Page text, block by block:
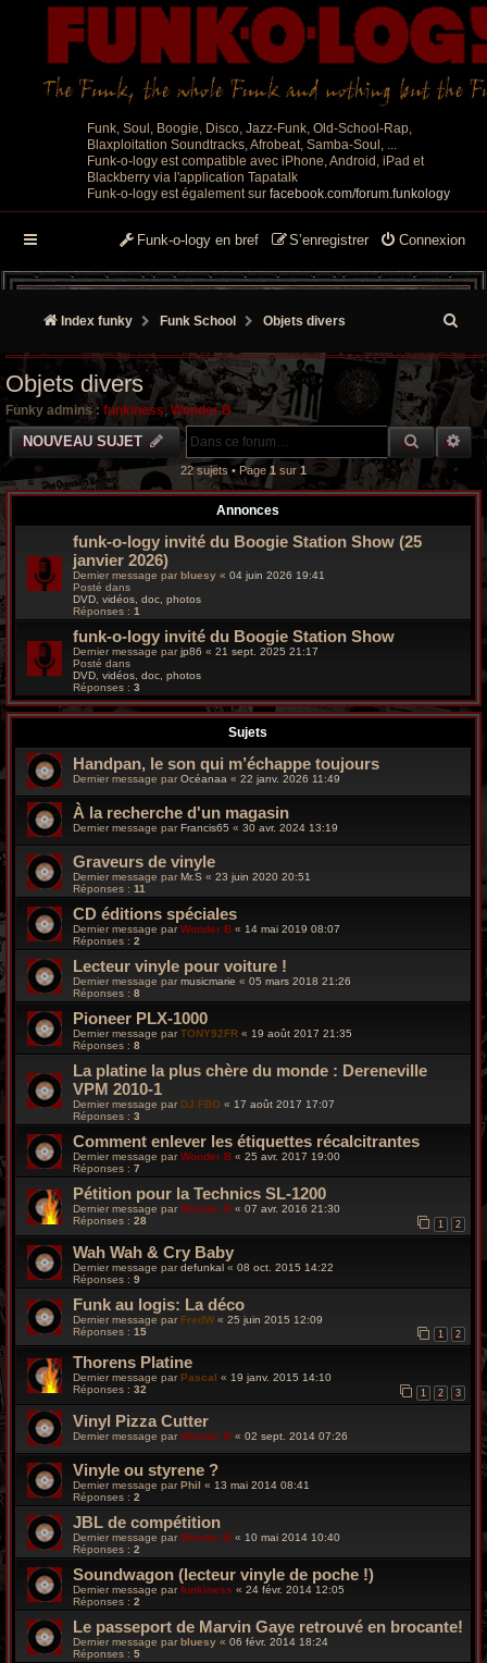
Funk, Soul, Boogie, Disco, Jazz-Funk, Old-School-Rap,
Blaxploitation Soundtracks, Afrobeat, Samba-Soul, ...
Funk-o-logy est compatible avec iPhone, Android, iPad et
Blackberry via l'application Tapatalk
Funk-o-logy est également sur facebook.com/forum.funkology
Connexion
S’enregistrer
Funk-o-logy en bref
Index funky Funk School Objets divers
e
h
r
c
o
Objets divers
Funky admins : funkiness, Wonder B
NOUVEAU SUJET
22 sujets • Page 1 sur 1
Annonces
funk-o-logy invité du Boogie Station Show (25
janvier 2026)
Dernier message par bluesy « 04 juin 2026 19:41
Posté dans
DVD, vidéos, doc, photos
Réponses : 1
funk-o-logy invité du Boogie Station Show
Dernier message parjp86 « 21 sept. 2025 21:17
Posté dans
DVD, vidéos, doc, photos
Réponses : 3
Sujets
Handpan, le son qui m’échappe toujours
Dernier message par Océanaa « 22 janv. 2026 11:49
À la recherche d'un magasin
Dernier message parFrancis65 « 30 avr. 2024 13:19
Graveurs de vinyle
Dernier message par Mr.S « 23 juin 2020 20:51
Réponses : 11
CD éditions spéciales
Dernier message parWonder B « 14 mai 2019 08:07
Réponses : 2
Lecteur vinyle pour voiture !
Dernier message par musicmarie « 05 mars 2018 21:26
Réponses : 8
Pioneer PLX-1000
Dernier message parTONY92FR « 19 août 2017 21:35
Réponses : 8
La platine la plus chère du monde : Dereneville
VPM 2010-1
Dernier message par DJ FBO « 17 août 2017 17:07
Réponses : 3
Comment enlever les étiquettes récalcitrantes
Dernier message parWonder B « 25 avr. 2017 19:00
Réponses : 7
Pétition pour la Technics SL-1200
Dernier message par Wonder B « 07 avr. 2016 21:30
Réponses : 28 1 2
Wah Wah & Cry Baby
Dernier message pardefunkal « 08 oct. 2015 14:22
Réponses : 9
Funk au logis: La déco
Dernier message par FredW « 25 juin 2015 12:09
Réponses : 15 1 2
Thorens Platine
Dernier message parPascal « 19 janv. 2015 14:10
Réponses : 32 1 2 3
Vinyl Pizza Cutter
Dernier message par Wonder B « 02 sept. 2014 07:26
Vinyle ou styrene ?
Dernier message parPhil « 13 mai 2014 08:41
Réponses : 2
JBL de compétition
Dernier message par Wonder B « 10 mai 2014 10:40
Réponses : 2
Soundwagon (lecteur vinyle de poche !)
Dernier message parfunkiness « 24 févr. 2014 12:05
Réponses : 2
Le passeport de Marvin Gaye retrouvé en brocante!
Dernier message par bluesy « 06 févr. 2014 18:24
Réponses : 5